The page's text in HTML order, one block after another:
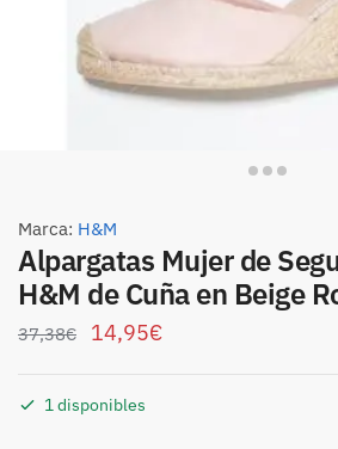
Marca: H&M
Alpargatas Mujer de
H&M de Cuña en Beige
37,38€ 14,95€
1 disponibles